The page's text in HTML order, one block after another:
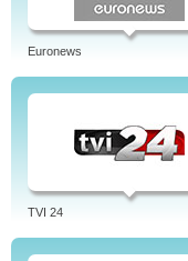
Euronews
TVI 24